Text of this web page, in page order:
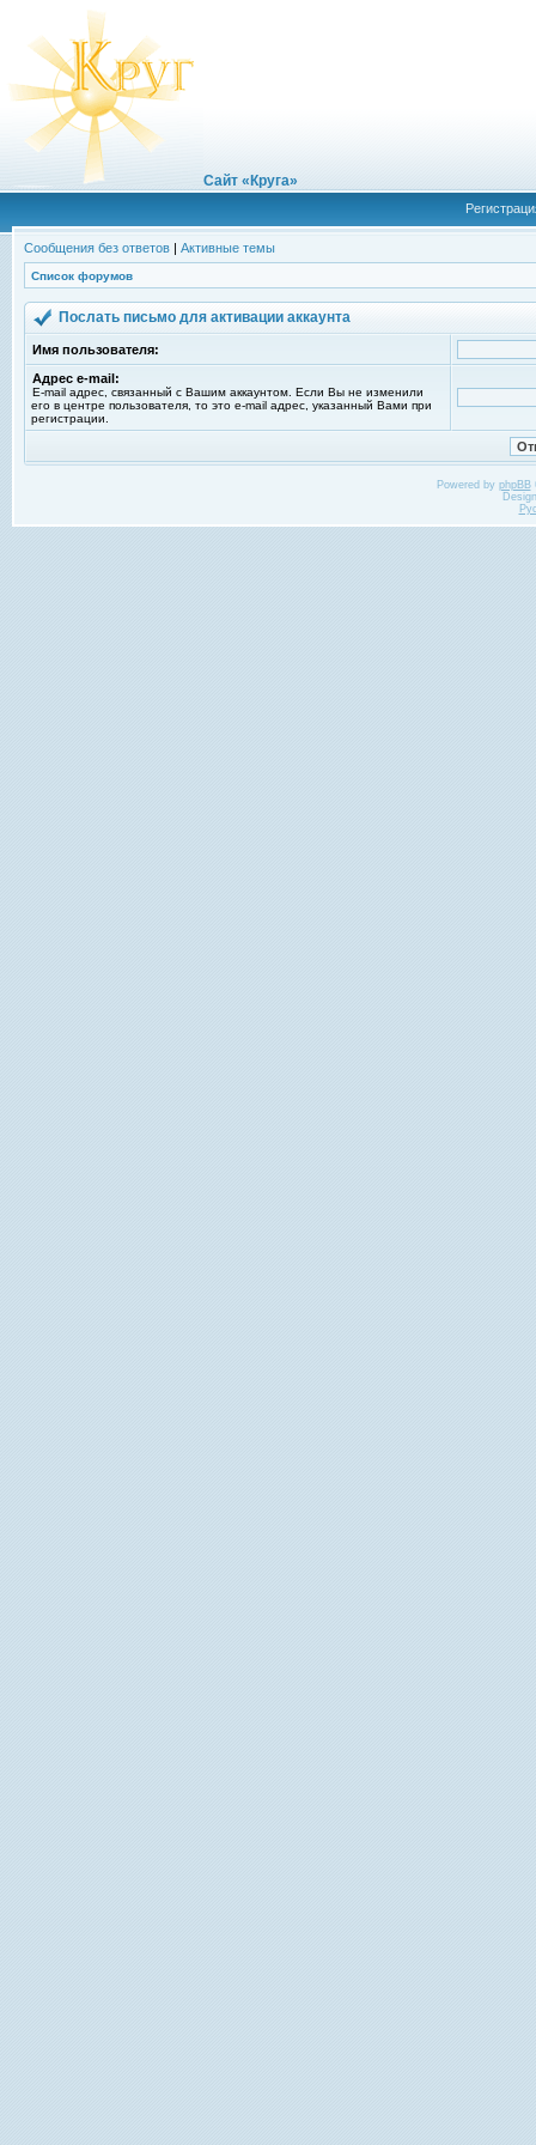
Сайт «Круга»
Сообщения без ответов | Активные темы
Список форумов
Послать письмо для активации аккаунта
Имя пользователя:
Адрес e-mail:
E-mail адрес, связанный с Вашим аккаунтом. Если Вы не изменили
его в центре пользователя, то это e-mail адрес, указанный Вами при
регистрации.
Powered by phpBB